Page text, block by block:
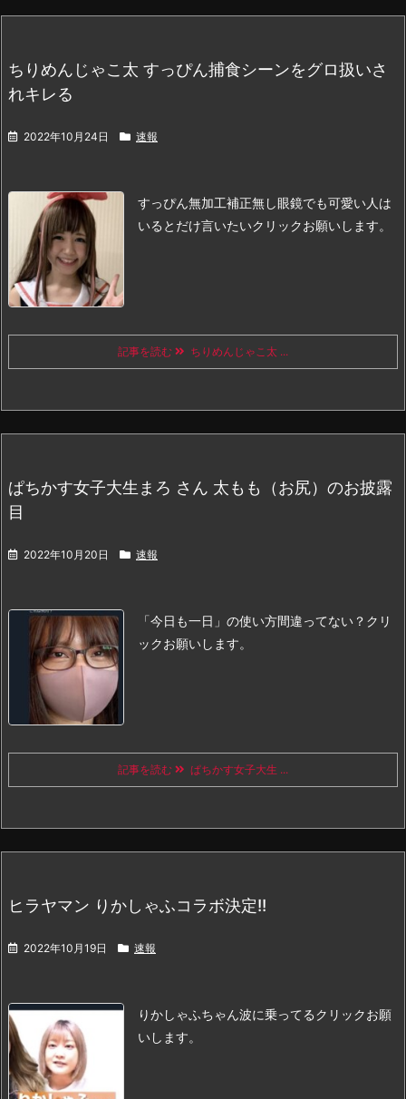
ちりめんじゃこ太 すっぴん捕食シーンをグロ扱いさ
れキレる
2022年10月24日 速報
すっぴん無加工補正無し眼鏡でも可愛い人は
いるとだけ言いたいクリックお願いします。
記事を読む ちりめんじゃこ太 ...
ぱちかす女子大生まろ さん 太もも（お尻）のお披露
目
2022年10月20日 速報
「今日も一日」の使い方間違ってない？ クリ
ックお願いします。
記事を読む ぱちかす女子大生 ...
ヒラヤマン りかしゃふコラボ決定!!
2022年10月19日 速報
りかしゃふちゃん波に乗ってるクリックお願
いします。